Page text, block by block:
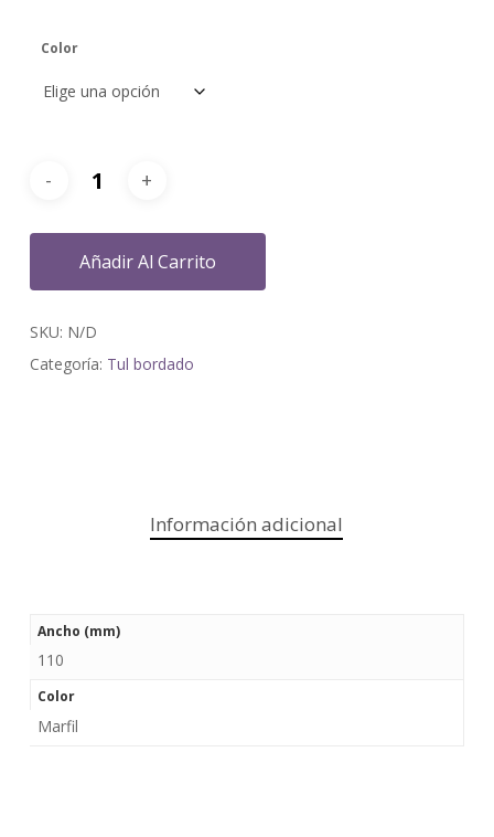
Color
Añadir Al Carrito
SKU: N/D
Categoría: Tul bordado
Información adicional
Ancho (mm)
110
Color
Marfil